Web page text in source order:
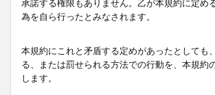
承諾する権限もありません。乙が本規約に定
為を自ら行ったとみなされます。
本規約にこれと矛盾する定めがあったとして
る、または罰せられる方法での行動を、本規
します。